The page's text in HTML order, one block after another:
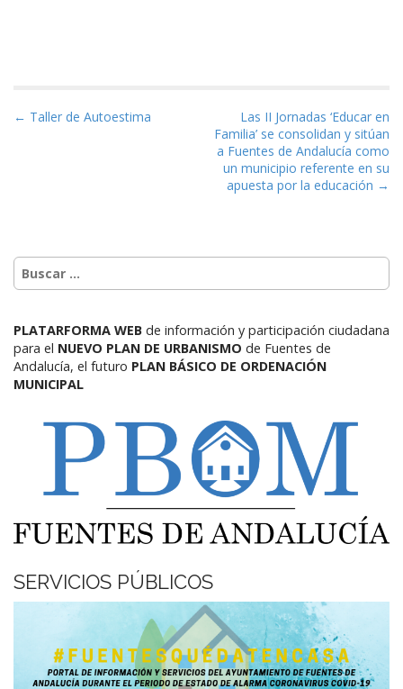
Navegación de entradas
← Taller de Autoestima
Las II Jornadas ‘Educar en
Familia’ se consolidan y sitúan
a Fuentes de Andalucía como
un municipio referente en su
apuesta por la educación →
PLATARFORMA WEB de información y participación ciudadana
para el NUEVO PLAN DE URBANISMO de Fuentes de
Andalucía, el futuro PLAN BÁSICO DE ORDENACIÓN
MUNICIPAL
SERVICIOS PÚBLICOS